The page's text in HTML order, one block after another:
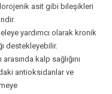
asit gibi bileşikleri
yardımcı olarak kronik
destekleyebilir.
kalp sağlığını
antioksidanlar ve